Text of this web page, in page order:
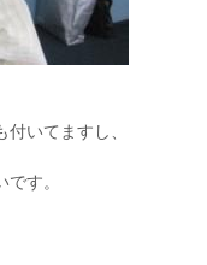
いてますし、
す。